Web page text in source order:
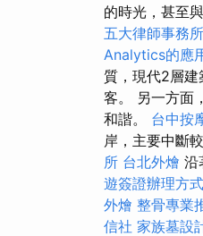
的時光，甚至
五大律師事務所
Analytics的應
質，現代2層建
客。 另一方面
和諧。 台中按
岸，主要中斷
所 台北外燴 沿
遊簽證辦理方式
外燴 整骨專業
信社 家族墓設